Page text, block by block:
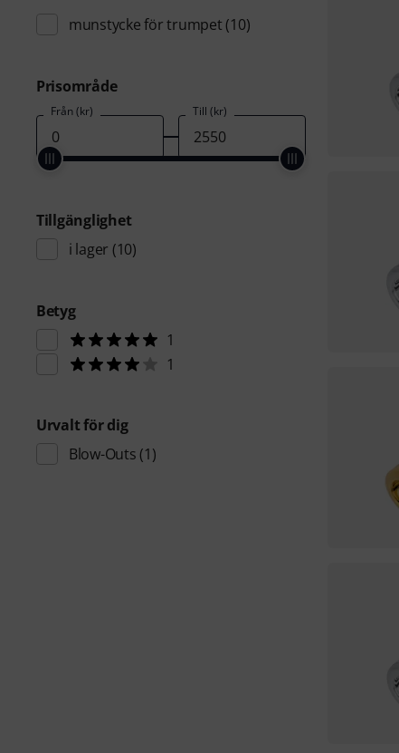
munstycke för trumpet (10)
Prisområde
Från (kr) Till (kr)
Tillgänglighet
i lager (10)
Betyg
1
1
Urvalt för dig
Blow-Outs (1)